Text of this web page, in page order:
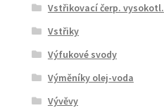
Vstřikovací čerp. vysokotl.
Vstřiky
Výfukové svody
Výměníky olej-voda
Vývěvy